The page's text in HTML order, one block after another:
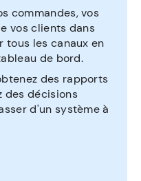
commandes, vos
vos clients dans
tous les canaux en
de bord.
des rapports
des décisions
d'un système à